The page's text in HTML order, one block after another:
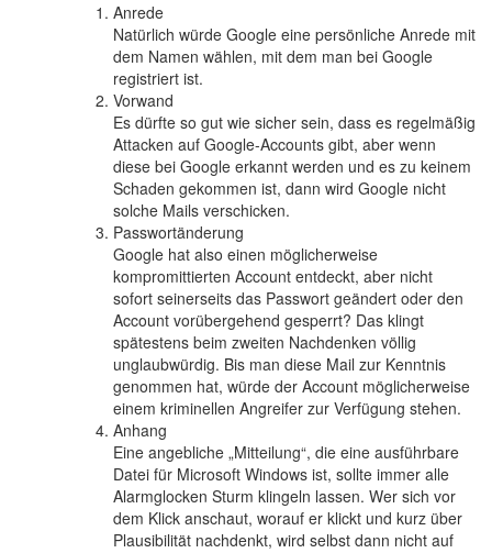
Anrede
Natürlich würde Google eine persönliche Anrede mit
dem Namen wählen, mit dem man bei Google
registriert ist.
Vorwand
Es dürfte so gut wie sicher sein, dass es regelmäßig
Attacken auf Google-Accounts gibt, aber wenn
diese bei Google erkannt werden und es zu keinem
Schaden gekommen ist, dann wird Google nicht
solche Mails verschicken.
Passwortänderung
Google hat also einen möglicherweise
kompromittierten Account entdeckt, aber nicht
sofort seinerseits das Passwort geändert oder den
Account vorübergehend gesperrt? Das klingt
spätestens beim zweiten Nachdenken völlig
unglaubwürdig. Bis man diese Mail zur Kenntnis
genommen hat, würde der Account möglicherweise
einem kriminellen Angreifer zur Verfügung stehen.
Anhang
Eine angebliche „Mitteilung“, die eine ausführbare
Datei für Microsoft Windows ist, sollte immer alle
Alarmglocken Sturm klingeln lassen. Wer sich vor
dem Klick anschaut, worauf er klickt und kurz über
Plausibilität nachdenkt, wird selbst dann nicht auf